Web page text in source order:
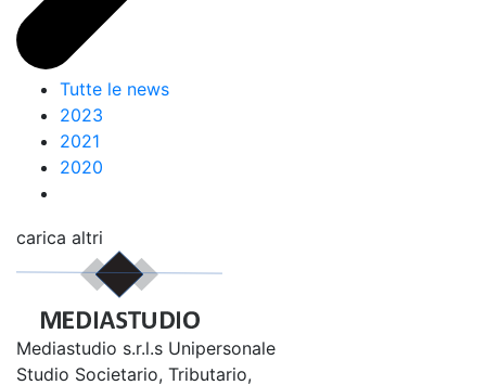
Tutte le news
2023
2021
2020
carica altri
Mediastudio s.r.l.s Unipersonale
Studio Societario, Tributario,